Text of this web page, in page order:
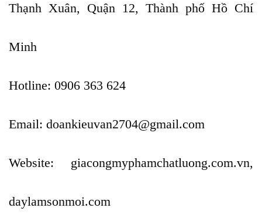
Thạnh Xuân, Quận 12, Thành phố Hồ Chí
Minh
Hotline: 0906 363 624
Email: doankieuvan2704@gmail.com
Website: giacongmyphamchatluong.com.vn,
daylamsonmoi.com